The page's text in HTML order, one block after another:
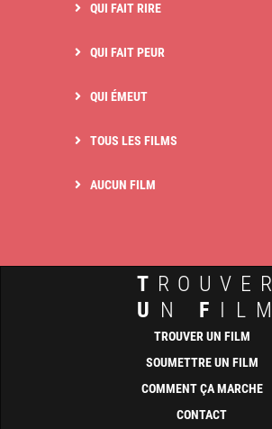
QUI FAIT RIRE
QUI FAIT PEUR
QUI ÉMEUT
TOUS LES FILMS
AUCUN FILM
T ROUVER
U N F ILM
TROUVER UN FILM
SOUMETTRE UN FILM
COMMENT ÇA MARCHE
CONTACT